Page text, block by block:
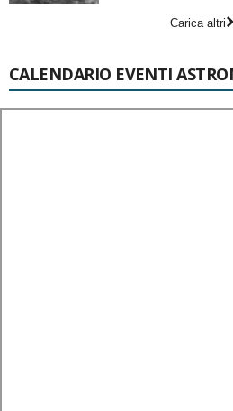
Carica altri
CALENDARIO EVENTI